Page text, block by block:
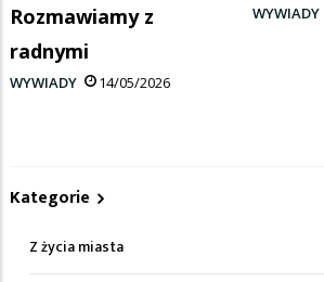
Rozmawiamy z
radnymi
WYWIADY 14/05/2026
WYWIADY
Kategorie
Z życia miasta